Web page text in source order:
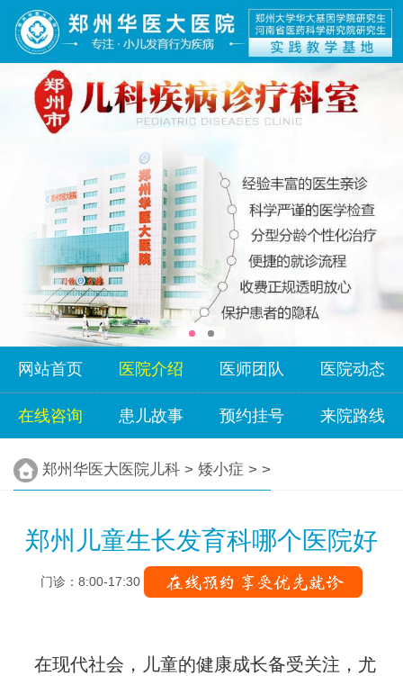
网站首页 医院介绍 医师团队 医院动态
在线咨询 患儿故事 预约挂号 来院路线
郑州华医大医院儿科> 矮小症 > >
郑州儿童生长发育科哪个医院好
门诊：8:00-17:30
在现代社会，儿童的健康成长备受关注，尤